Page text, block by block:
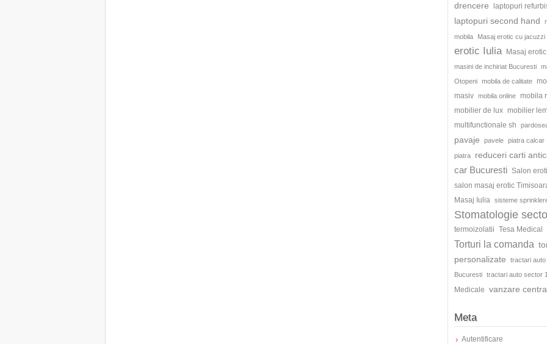
drencere
laptopuri
laptopuri second hand
mobila Masaj erotic cu jacuzzi
erotic Iulia Masaj
masini de inchiriat Bucuresti
Otopeni mobila de calitate
masiv mobila online
mobila
mobilier de lux mobilier
multifunctionale sh
pavaje pavele piatra calcar
piatra reduceri carti
car Bucuresti Salon
salon masaj erotic
Masaj Iulia sisteme
Stomatologie
termoizolatii Tesa Medical
Torturi la comanda
personalizate
tractari auto
Bucuresti tractari auto sector
Medicale vanzare
Meta
Autentificare